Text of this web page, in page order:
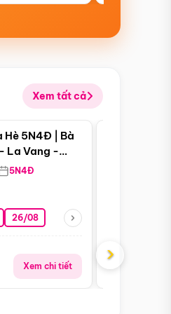
Xem tất cả
12/09
Điểm nổi bật
Hè 5N4Đ | Bà
La Vang -
5N4Đ
26/08
Xem chi tiết
Giá từ:
›